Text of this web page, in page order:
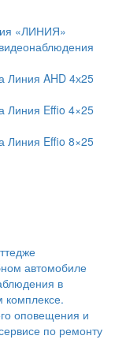
«ЛИНИЯ»
Линия AHD 4х25
Линия Effio 4×25
Линия Effio 8×25
автомобиле
в
комплексе.
оповещения и
по ремонту